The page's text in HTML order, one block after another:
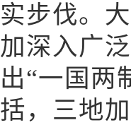
实步伐。
加深入广
出“一国两
括，三地